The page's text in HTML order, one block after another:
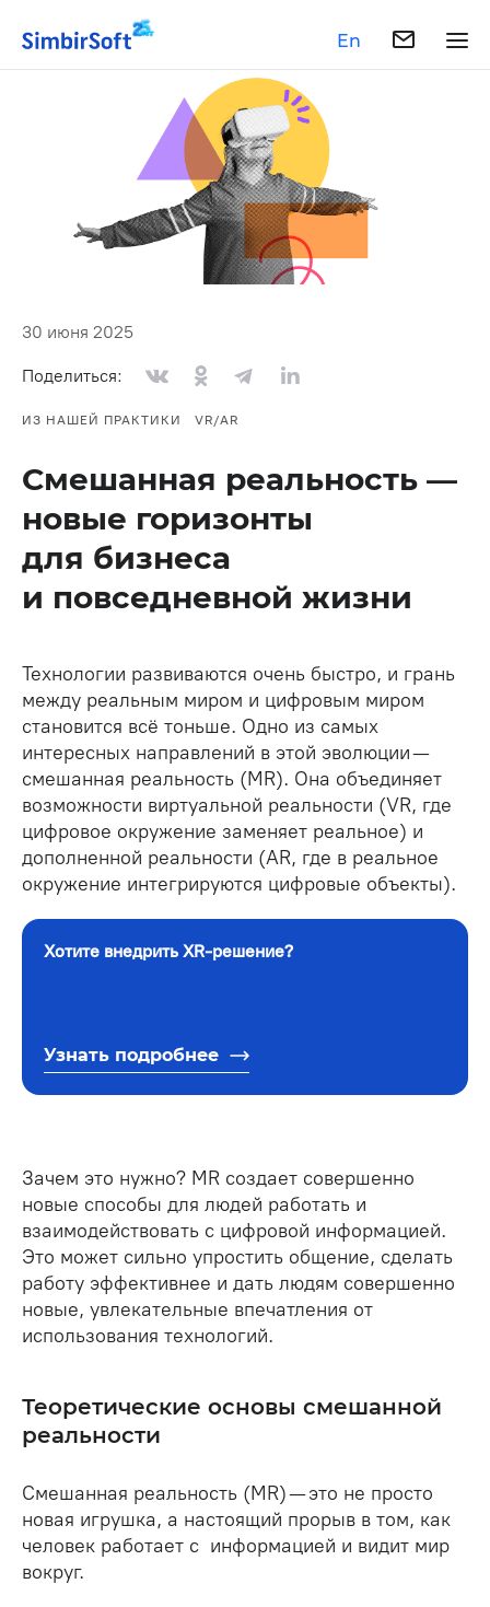
En
30 июня 2025
Поделиться:
ИЗ НАШЕЙ ПРАКТИКИ VR/AR
Смешанная реальность —
новые горизонты
для бизнеса
и повседневной жизни
Технологии развиваются очень быстро, и грань
между реальным миром и цифровым миром
становится всё тоньше. Одно из самых
интересных направлений в этой эволюции —
смешанная реальность (MR). Она объединяет
возможности виртуальной реальности (VR, где
цифровое окружение заменяет реальное) и
дополненной реальности (AR, где в реальное
окружение интегрируются цифровые объекты).
Хотите внедрить XR-решение?
Узнать подробнее
Зачем это нужно? MR создает совершенно
новые способы для людей работать и
взаимодействовать с цифровой информацией.
Это может сильно упростить общение, сделать
работу эффективнее и дать людям совершенно
новые, увлекательные впечатления от
использования технологий.
Теоретические основы смешанной
реальности
Смешанная реальность (MR) — это не просто
новая игрушка, а настоящий прорыв в том, как
человек работает с информацией и видит мир
вокруг.